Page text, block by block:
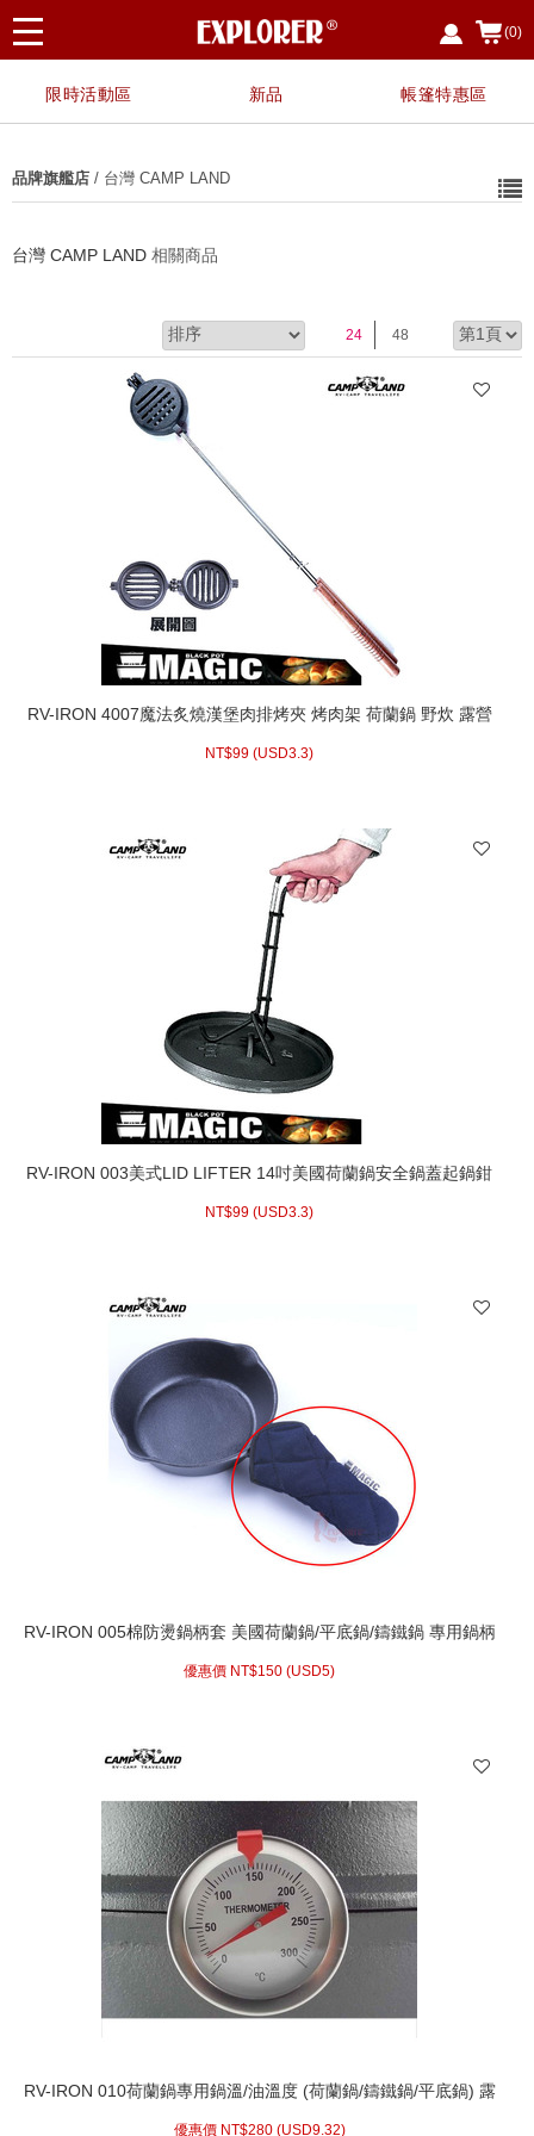
(0)
限時活動區 新品 帳篷特惠區
品牌旗艦店 / 台灣 CAMP LAND
台灣 CAMP LAND 相關商品
24 48
RV-IRON 4007魔法炙燒漢堡肉排烤夾 烤肉架 荷蘭鍋 野炊 露營
NT$99 (USD3.3)
RV-IRON 003美式LID LIFTER 14吋美國荷蘭鍋安全鍋蓋起鍋鉗
NT$99 (USD3.3)
RV-IRON 005棉防燙鍋柄套 美國荷蘭鍋/平底鍋/鑄鐵鍋 專用鍋柄
優惠價 NT$150 (USD5)
RV-IRON 010荷蘭鍋專用鍋溫/油溫度 (荷蘭鍋/鑄鐵鍋/平底鍋) 露
優惠價 NT$280 (USD9.32)